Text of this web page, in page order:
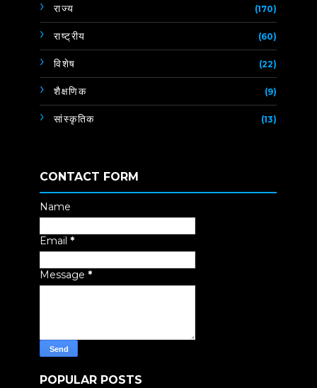
राज्य (170)
राष्ट्रीय (60)
विशेष (22)
शैक्षणिक (9)
सांस्कृतिक (13)
CONTACT FORM
Name
Email *
Message *
POPULAR POSTS